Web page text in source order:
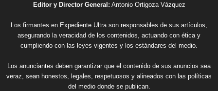
Editor y Director General: Antonio Ortigoza Vázquez
Los firmantes en Expediente Ultra son responsables de sus artículos,
asegurando la veracidad de los contenidos, actuando con ética y
cumpliendo con las leyes vigentes y los estándares del medio.
Los anunciantes deben garantizar que el contenido de sus anuncios sea
veraz, sean honestos, legales, respetuosos y alineados con las políticas
del medio donde se publican.